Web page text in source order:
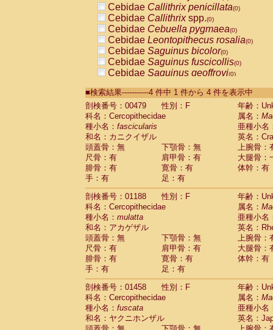
Cebidae Callithrix penicillata(0)
Cebidae Callithrixspp.(0)
Cebidae Cebuella pygmaea(0)
Cebidae Leontopithecus rosalia(0)
Cebidae Saguinus bicolor(0)
Cebidae Saguinus fuscicollis(0)
Cebidae Saguinus geoffroyi(0)
CebidaeSaguinus labiatus(0)
Cebidae Saguinus leucopus (0)
CebidaeSaguinus midas
CebidaeSaguinus mystax
CebidaeSaguinus nigricollis (1)
Cebidae Saguinus oedipus
Cebidae Saguinus weddelli
Cebidae Saguinusspp.
Cebidae Aotus trivirgatus
Cebidae Cebus albifrons
CebidaeCebus apella
Cebidae
CebidaeCebus nigrivittatus
Cebidae Cebusspp.(0)
Cebidae Saimiri boliviensis
Cebidae Saimiri sciureus
Atelidae Alouatta caraya
AtelidaeAlouatta fusca
AtelidaeAlouatta seniculus
AtelidaeAlouatta
Atelidae Ateles belzebuth
Atelidae Ateles geoffroyi
■検索結果-----------4 件中 1 件から 4 件を表示中
剖検番号：00479
性別：F
年齢：
科名：Cercopithecidae
属名：
種小名： fascicularis
亜種小名
和名：カニクイザル
英名：
頭蓋骨：無
下顎骨：無
上腕骨：
尺骨：有
肩甲骨：有
大腿骨：
腓骨：有
寛骨：有
体幹：有
手：有
足：有
剖検番号：01188
性別：F
年齢：
科名：Cercopithecidae
属名：
種小名： mulatta
亜種小名
和名：アカゲザル
英名：
頭蓋骨：無
下顎骨：無
上腕骨：
尺骨：有
肩甲骨：有
大腿骨：
腓骨：有
寛骨：有
体幹：有
手：有
足：有
剖検番号：01458
性別：F
年齢：
科名：Cercopithecidae
属名：
種小名： fuscata
亜種小名
和名：ヤクニホンザル
英名：